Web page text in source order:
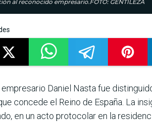
al reco­nocido empre­sario.FOTO: GENTILEZA
Daniel Nasta fue
concede el Reino de España. La
en un acto protocolar en la